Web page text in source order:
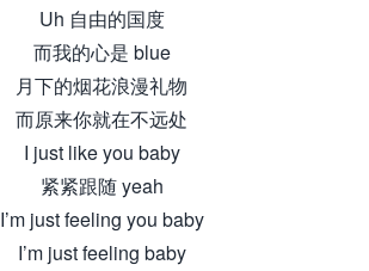
Uh 自由的国度
而我的心是 blue
月下的烟花浪漫礼物
而原来你就在不远处
I just like you baby
紧紧跟随 yeah
I’m just feeling you baby
I’m just feeling baby